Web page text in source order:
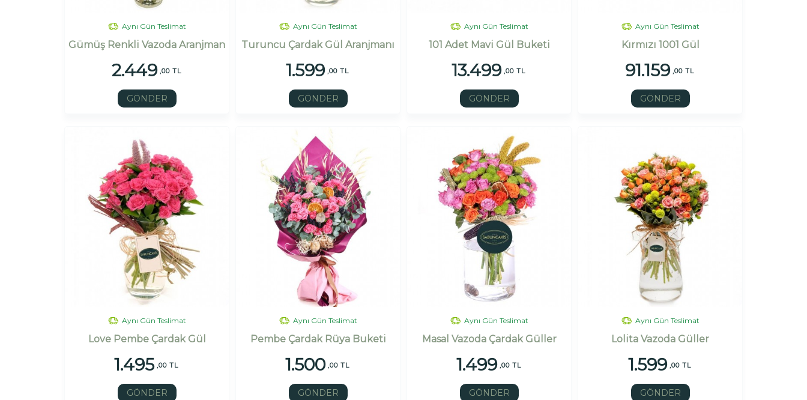
Aynı Gün Teslimat
Gümüş Renkli Vazoda Aranjman
2.449 ,00 TL
GÖNDER
Aynı Gün Teslimat
Turuncu Çardak Gül Aranjmanı
1.599 ,00 TL
GÖNDER
Aynı Gün Teslimat
101 Adet Mavi Gül Buketi
13.499 ,00 TL
GÖNDER
Aynı Gün Teslimat
Kırmızı 1001 Gül
91.159 ,00 TL
GÖNDER
Aynı Gün Teslimat
Love Pembe Çardak Gül
1.495 ,00 TL
GÖNDER
Aynı Gün Teslimat
Pembe Çardak Rüya Buketi
1.500 ,00 TL
GÖNDER
Aynı Gün Teslimat
Masal Vazoda Çardak Güller
1.499 ,00 TL
GÖNDER
Aynı Gün Teslimat
Lolita Vazoda Güller
1.599 ,00 TL
GÖNDER